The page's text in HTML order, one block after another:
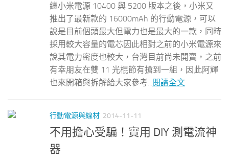
繼小米電源 10400 與 5200 版本之後，小米又
推出了最新款的 16000mAh 的行動電源，可以
說是目前個頭最大但電力也是最大的一款，同時
採用較大容量的電芯因此相對之前的小米電源來
說其電力密度也較大，台灣目前尚未開賣，之前
有幸朋友在雙 11 光棍節有搶到一組，因此阿輝
也來開箱與拆解給大家參考...閱讀全文
行動電源與線材 2014-11-11
不用擔心受騙！實用 DIY 測電流神
器